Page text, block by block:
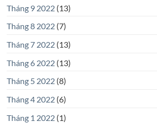
Tháng 9 2022(13)
Tháng 8 2022(7)
Tháng 7 2022(13)
Tháng 6 2022(13)
Tháng 5 2022(8)
Tháng 4 2022(6)
Tháng 1 2022(1)